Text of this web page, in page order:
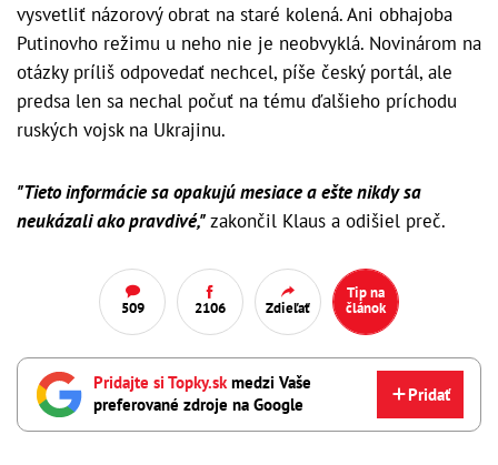
vysvetliť názorový obrat na staré kolená. Ani obhajoba
Putinovho režimu u neho nie je neobvyklá. Novinárom na
otázky príliš odpovedať nechcel, píše český portál, ale
predsa len sa nechal počuť na tému ďalšieho príchodu
ruských vojsk na Ukrajinu.
"Tieto informácie sa opakujú mesiace a ešte nikdy sa
neukázali ako pravdivé,"zakončil Klaus a odišiel preč.
509 2106 Zdieľať
Tip na
článok
Pridajte si Topky.skmedzi Vaše
preferované zdroje na Google
Pridať